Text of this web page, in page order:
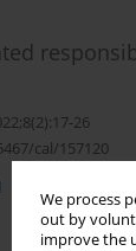
We process
out by
improve the
26
cal/157120